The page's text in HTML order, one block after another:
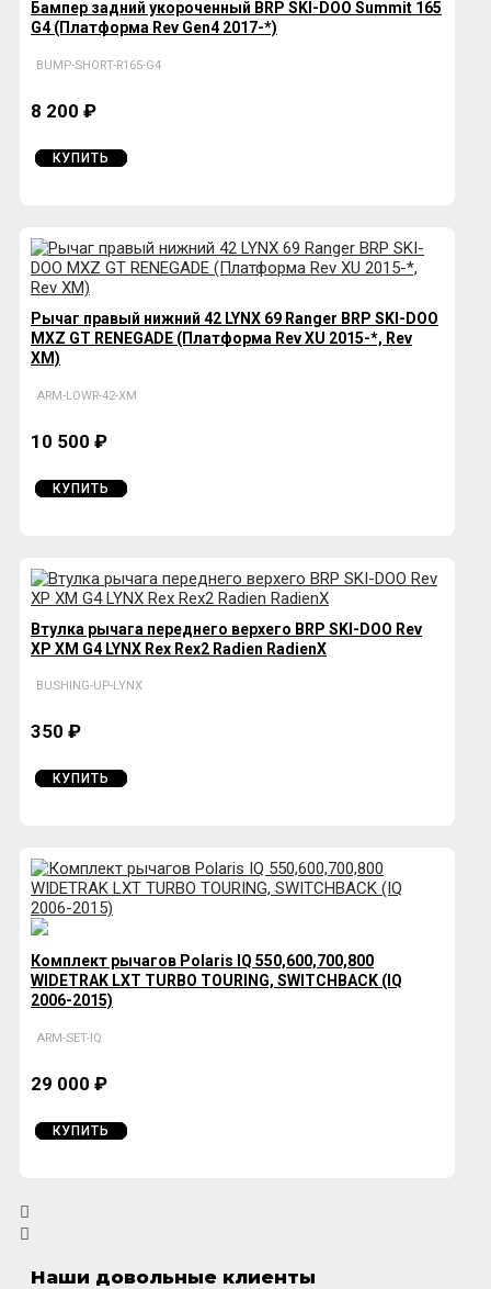
Бампер задний укороченный BRP SKI-DOO Summit 165
G4 (Платформа Rev Gen4 2017-*)
BUMP-SHORT-R165-G4
8 200 ₽
КУПИТЬ
Рычаг правый нижний 42 LYNX 69 Ranger BRP SKI-DOO
MXZ GT RENEGADE (Платформа Rev XU 2015-*, Rev
XM)
ARM-LOWR-42-XM
10 500 ₽
КУПИТЬ
Втулка рычага переднего верхего BRP SKI-DOO Rev
XP XM G4 LYNX Rex Rex2 Radien RadienX
BUSHING-UP-LYNX
350 ₽
КУПИТЬ
Комплект рычагов Polaris IQ 550,600,700,800
WIDETRAK LXT TURBO TOURING, SWITCHBACK (IQ
2006-2015)
ARM-SET-IQ
29 000 ₽
КУПИТЬ
Наши довольные клиенты